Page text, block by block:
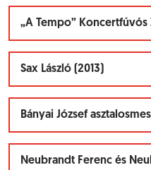
„A Tempo” Koncertfúvós
Sax László (2013)
Bányai József
Neubrandt Ferenc és